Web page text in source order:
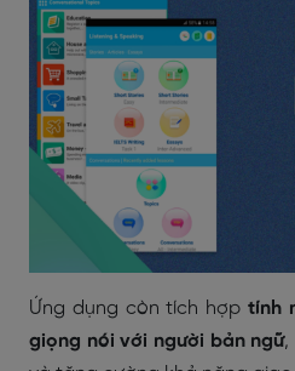
Ứng dụng còn tích hợptính
giọng nói với người bản ngữ,